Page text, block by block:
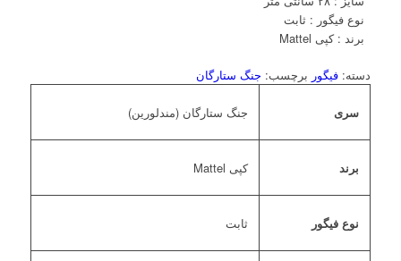
نوع فیگور : ثابت
برند : کپی Mattel
دسته: فیگور برچسب: جنگ ستارگان
سری جنگ ستارگان (مندلورین)
برند کپی Mattel
نوع فیگور ثابت